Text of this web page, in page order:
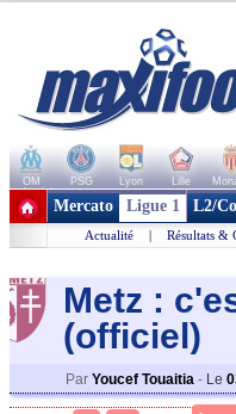
OM PSG Lyon Lille
+ de clubs
Mercato Ligue 1 L2/
Actualité | Résultats &
Metz :
(officiel)
Par Youcef Touaitia - Le